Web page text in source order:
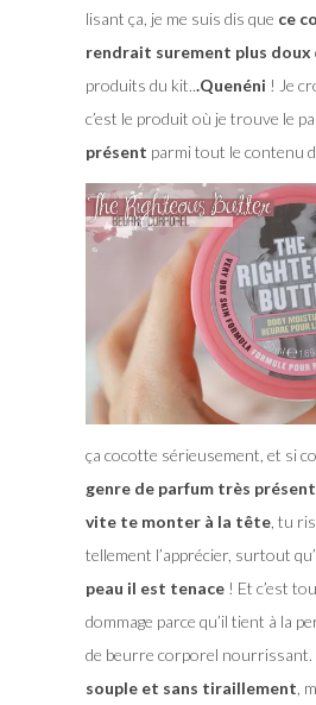
lisant ça, je me suis dis que ce
rendrait surement plus doux
produits du kit...Quenéni ! Je
c’est le produit où je trouve le
présent parmi tout le contenu
ça cocotte sérieusement, et si
genre de parfum très
vite te monter à la tête, tu
tellement l’apprécier, surtout qu’
peau il est tenace! Et c’est
dommage parce qu’il tient à la
de beurre corporel nourrissant.
souple et sans tiraillement ,